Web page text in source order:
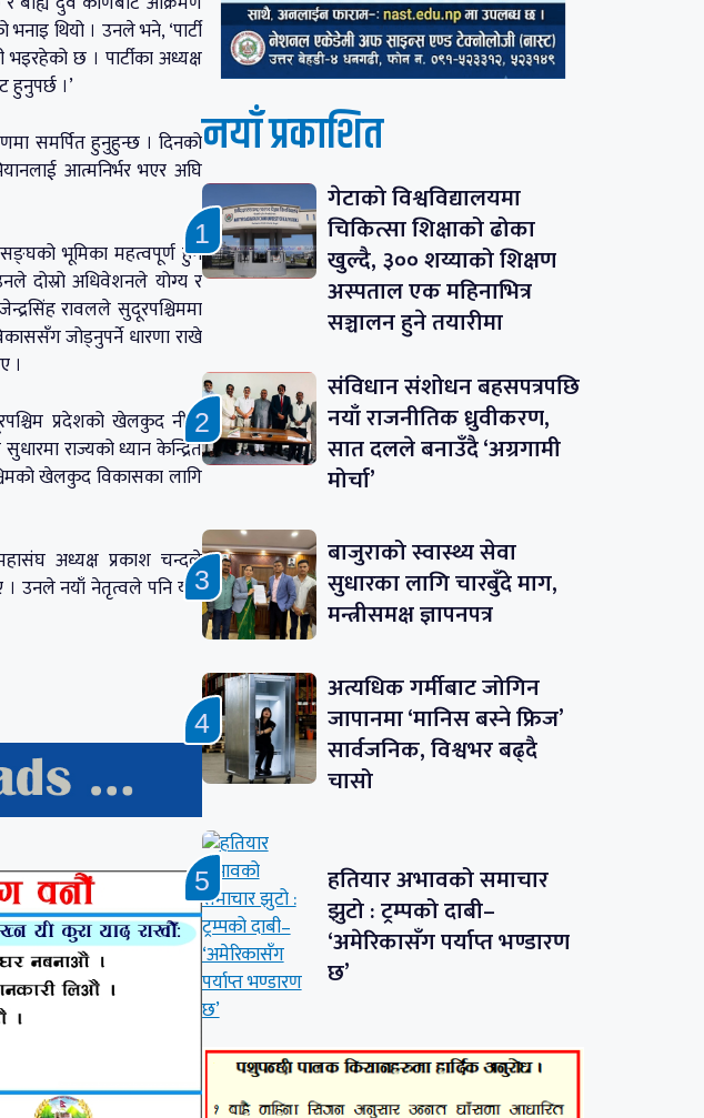
थियो । उनले भने, ‘पार्टी
भइरहेको छ । पार्टीका अध्यक्ष
हुनुपर्छ ।’
समर्पित हुनुहुन्छ । दिनको
आत्मनिर्भर भएर अघि
भूमिका महत्वपूर्ण हुने
दोस्रो अधिवेशनले योग्य र
रावलले सुदूरपश्चिममा
जोड्नुपर्ने धारणा राखे
।
प्रदेशको खेलकुद नीति
राज्यको ध्यान केन्द्रित
खेलकुद विकासका लागि
अध्यक्ष प्रकाश चन्दले
। उनले नयाँ नेतृत्वले पनि यस
नयाँ प्रकाशित
गेटाको विश्वविद्यालयमा
चिकित्सा शिक्षाको ढोका
खुल्दै, ३०० शय्याको शिक्षण
अस्पताल एक महिनाभित्र
सञ्चालन हुने तयारीमा
संविधान संशोधन बहसपत्रपछि
नयाँ राजनीतिक ध्रुवीकरण,
सात दलले बनाउँदै ‘अग्रगामी
मोर्चा’
बाजुराको स्वास्थ्य सेवा
सुधारका लागि चारबुँदे माग,
मन्त्रीसमक्ष ज्ञापनपत्र
अत्यधिक गर्मीबाट जोगिन
जापानमा ‘मानिस बस्ने फ्रिज’
सार्वजनिक, विश्वभर बढ्दै
चासो
हतियार अभावको समाचार
झुटो : ट्रम्पको दाबी–
‘अमेरिकासँग पर्याप्त भण्डारण
छ’